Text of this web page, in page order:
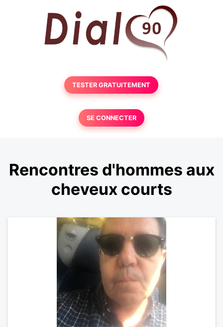
TESTER GRATUITEMENT
SE CONNECTER
Rencontres d'hommes aux
cheveux courts